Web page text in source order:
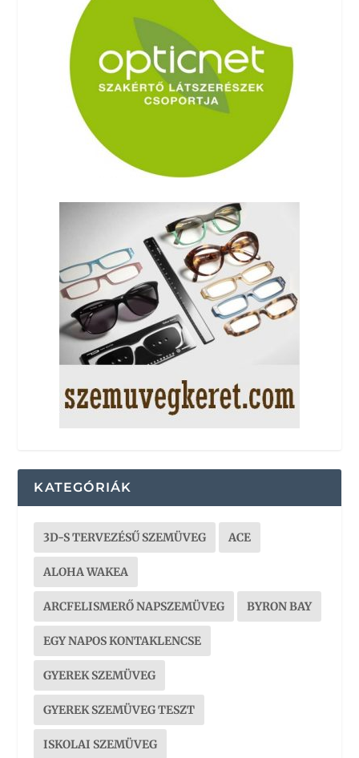
KATEGÓRIÁK
3D-S TERVEZÉSŰ SZEMÜVEG ACE
ALOHA WAKEA
ARCFELISMERŐ NAPSZEMÜVEG BYRON BAY
EGY NAPOS KONTAKLENCSE
GYEREK SZEMÜVEG
GYEREK SZEMÜVEG TESZT
ISKOLAI SZEMÜVEG